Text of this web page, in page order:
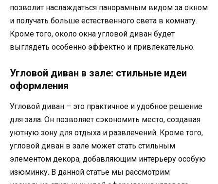
позволит наслаждаться панорамным видом за окном
и получать больше естественного света в комнату.
Кроме того, около окна угловой диван будет
выглядеть особенно эффектно и привлекательно.
Угловой диван в зале: стильные идеи
оформления
Угловой диван – это практичное и удобное решение
для зала. Он позволяет сэкономить место, создавая
уютную зону для отдыха и развлечений. Кроме того,
угловой диван в зале может стать стильным
элементом декора, добавляющим интерьеру особую
изюминку. В данной статье мы рассмотрим